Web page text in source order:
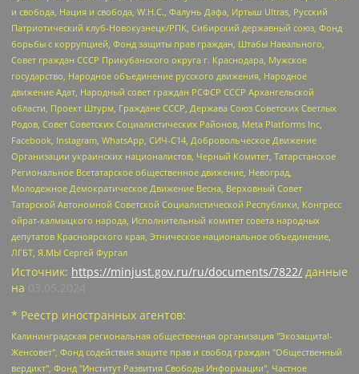
и свобода, Нация и свобода, W.H.С., Фалунь Дафа, Иртыш Ultras, Русский
Патриотический клуб-Новокузнецк/РПК, Сибирский державный союз, Фонд
борьбы с коррупцией, Фонд защиты прав граждан, Штабы Навального,
Совет граждан СССР Прикубанского округа г. Краснодара, Мужское
государство, Народное объединение русского движения, Народное
движение Адат, Народный совет граждан РСФСР СССР Архангельской
области, Проект Штурм, Граждане СССР, Держава Союз Советских Светлых
Родов, Совет Советских Социалистических Районов, Meta Platforms Inc,
Facebook, Instagram, WhatsApp, СИЧ-С14, Добровольческое Движение
Организации украинских националистов, Черный Комитет, Татарстанское
Региональное Всетатарское общественное движение, Невоград,
Молодежное Демократическое Движение Весна, Верховный Совет
Татарской Автономной Советской Социалистической Республики, Конгресс
ойрат-калмыцкого народа, Исполнительный комитет совета народных
депутатов Красноярского края, Этническое национальное объединение,
ЛГБТ, Я.МЫ Сергей Фургал
Источник: https://minjust.gov.ru/ru/documents/7822/ данные
на
* Реестр иностранных агентов:
Калининградская региональная общественная организация "Экозащита!-Женсовет", Фонд содействия защите прав и свобод граждан "Общественный вердикт", Фонд "Институт Развития Свободы Информации", Частное учреждение "Информационное агентство МЕМО. РУ", Региональная общественная организация "Общественная комиссия по сохранению наследия академика Сахарова", Фонд поддержки свободы прессы, Санкт-Петербургская общественная правозащитная организация "Гражданский контроль", Межрегиональная общественная организация "Информационно-просветительский центр "Мемориал", Региональный Фонд "Центр Защиты Прав Средств Массовой Информации", с 05.12.2023 Фонд "Центр Защиты Прав Средств массовой информации", Региональная общественная благотворительная организация помощи беженцам и мигрантам "Гражданское содействие", Негосударственное образовательное учреждение дополнительного профессионального образования (повышение квалификации) специалистов "АКАДЕМИЯ ПО ПРАВАМ ЧЕЛОВЕКА", Свердловская региональная общественная организация "Сутяжник", Автономная некоммерческая организация "Центр независимых социологических исследований", Союз общественных объединений "Российский исследовательский центр по правам человека", Региональное общественное учреждение научно-информационный центр "МЕМОРИАЛ", Некоммерческая организация "Фонд защиты гласности", Автономная некоммерческая организация "Институт прав человека", Городская общественная организация "Екатеринбургское общество "МЕМОРИАЛ", Городская общественная организация "Рязанское историко-просветительское и правозащитное общество "Мемориал" (Рязанский Мемориал), Челябинский региональный орган общественной самодеятельности – женское общественное объединение "Женщины Евразии", Челябинский региональный орган общественной самодеятельности "Уральская правозащитная группа", Фонд содействия защите здоровья и социальной справедливости имени Андрея Рылькова, Автономная Некоммерческая Организация "Аналитический Центр Юрия Левады", Автономная некоммерческая организация социальной поддержки населения "Проект Апрель", Региональная общественная организация помощи женщинам и детям, находящимся в кризисной ситуации "Информационно-методический центр "Анна", Фонд содействия развитию массовых коммуникаций и правовому просвещению "Так-так-Так", Фонд содействия устойчивому развитию "Серебряная тайга", Свердловский региональный общественный фонд социальных проектов "Новое время", "Idel.Реалии", Кавказ.Реалии, Крым.Реалии, Телеканал Настоящее Время, Татаро-башкирская служба Радио Свобода (Azatliq Radiosi), Радио Свободная Европа/Радио Свобода (PCE/PC), "Сибирь.Реалии", "Фактограф", Благотворительный фонд помощи осужденным и их семьям, Автономная некоммерческая организация "Институт глобализации и социальных движений", Фонд "В защиту прав заключенных", Частное учреждение "Центр поддержки и содействия развитию средств массовой информации", Пензенский региональный общественный благотворительный фонд "Гражданский союз", "Север.Реалии", Некоммерческая организация Фонд "Правовая инициатива", Общество с ограниченной ответственностью "Радио Свободная Европа/Радио Свобода", Чешское информационное агентство "MEDIUM-ORIENT", Красноярская региональная общественная организация "Мы против СПИДа", Камалягин Денис Николаевич, Маркелов Сергей Евгеньевич, Пономарев Лев Александрович, Савицкая Людмила Алексеевна, Автономная некоммерческая организация "Центр по работе с проблемой насилия "НАСИЛИЮ.НЕТ", Межрегиональный профессиональный союз работников здравоохранения "Альянс врачей", Юридическое лицо, зарегистрированное в Латвийской Республике, SIA "Medusa Project" (регистрационный номер 40103797863, дата регистрации 10.06.2014), Некоммерческая организация "Фонд по борьбе с коррупцией", Автономная некоммерческая организация "Институт права и публичной политики", Баданин Роман Сергеевич, Гликин Максим Александрович, Железнова Мария Михайловна, Лукьянова Юлия Сергеевна, Маетная Елизавета Витальевна, Маняхин Петр Борисович, Чуракова Ольга Владимировна, Ярош Юлия Петровна, Юридическое лицо "The Insider SIA", зарегистрированное в Риге, Латвийская Республика (дата регистрации 26.06.2015), являющееся администратором доменного имени интернет-издания "The Insider SIA", https://theins.ru, Постернак Алексей Евгеньевич, Рубин Михаил Аркадьевич, Анин Роман Александрович, Юридическое лицо Istories fonds, зарегистрированное в Латвийской Республике (регистрационный номер 50008295751, дата регистрации 24.02.2020), Великовский Дмитрий Александрович, Долинина Ирина Николаевна, Мароховская Алеся Алексеевна, Шлейнов Роман Юрьевич, Шмагун Олеся Валентиновна, Общество с ограниченной ответственностью "Альтаир 2021", Общество с ограниченной ответственностью "Вега 2021", Общество с ограниченной ответственностью "Главный редактор 2021", Общество с ограниченной ответственностью "Ромашки монолит", Важенков Артем Валерьевич, Ивановская областная общественная организация "Центр гендерных исследований", Гурман Юрий Альбертович, Медиапроект "ОВД-Инфо", Егоров Владимир Владимирович, Жилинский Владимир Александрович, Общество с ограниченной ответственностью "ЗП", Иванова София Юрьевна, Карезина Инна Павловна, Кильтау Екатерина Викторовна, Петров Алексей Викторович, Пискунов Сергей Евгеньевич, Смирнов Сергей Сергеевич, Тихонов Михаил Сергеевич, Общество с ограниченной ответственностью "ЖУРНАЛИСТ-ИНОСТРАННЫЙ АГЕНТ", Арапова Галина Юрьевна, Вольтская Татьяна Анатольевна, Американская компания "Mason G.E.S. Anonymous Foundation" (США), являющаяся владельцем интернет-издания https://mnews.world/, Компания "Stichting Bellingcat", зарегистрированная в Нидерландах (дата регистрации 11.07.2018), Захаров Андрей Вячеславович, Клепиковская Екатерина Дмитриевна, Общество с ограниченной ответственностью "МЕМО", Перл Роман Александрович, Симонов Евгений Алексеевич, Соловьева Елена Анатольевна, Сотников Даниил Владимирович, Сурначева Елизавета Дмитриевна, Автономная некоммерческая организация по защите прав человека и информированию населения "Якутия – Наше Мнение", Общество с ограниченной ответственностью "Москоу диджитал медиа", с 26.01.2023 Общество с ограниченной ответственностью "Чайка Белые сады", Ветошкина Валерия Валерьевна, Заговора Максим Александрович, Межрегиональное общественное движение "Российская ЛГБТ - сеть", Оленичев Максим Владимирович, Павлов Иван Юрьевич, Скворцова Елена Сергеевна, Общество с ограниченной ответственностью "Как бы инагент", Кочетков Игорь Викторович, Общество с ограниченной ответственностью "Честные выборы", Еланчик Олег Александрович, Общество с ограниченной ответственностью "Нобелевский призыв", Гималова Регина Эмилевна, Григорьев Андрей Валерьевич, Григорьева Алина Александровна, Ассоциация по содействию защите прав призывников, альтернативнослужащих и военнослужащих "Правозащитная группа "Гражданин.Армия.Право", Хисамова Регина Фаритовна, Автономная некоммерческая организация по реализации социально-правовых программ "Лилит", Дальневосточное общественное движение "Маяк", Санкт-Петербургская ЛГБТ-инициативная группа "Выход", Инициативная группа ЛГБТ+ "Реверс", Алексеев Андрей Викторович, Бекбулатова Таисия Львовна, Беляев Иван Михайлович, Владыкина Елена Сергеевна, Гельман Марат Александрович, Никульшина Вероника Юрьевна, Толоконникова Надежда Андреевна, Шендерович Виктор Анатольевич, Общество с ограниченной ответственностью "Данное сообщение", Общество с ограниченной ответственностью Издательский дом "Новая глава", Айнбиндер Александра Александровна, Московский комьюнити-центр для ЛГБТ+инициатив, Благотворительный фонд развития филантропии, Deutsche Welle (Германия, Kurt-Schumacher-Strasse 3, 53113 Bonn), Борзунова Мария Михайловна, Воробьев Виктор Викторович, Голубева Анна Львовна, Константинова Алла Михайловна, Малкова Ирина Владимировна, Мурадов Мурад Абдулгалимович, Осетинская Елизавета Николаевна, Понасенков Евгений Николаевич, Ганапольский Матвей Юрьевич, Киселев Евгений Алексеевич, Борухович Ирина Григорьевна, Дремин Иван Тимофеевич, Дубровский Дмитрий Викторович, Красноярская региональная общественная организация поддержки и развития альтернативных образовательных технологий и межкультурных коммуникаций "ИНТЕРРА", Маяковская Екатерина Алексеевна, Фейгин Марк Захарович, Филимонов Андрей Викторович, Дзугкоева Регина Николаевна, Доброхотов Роман Александрович, Дудь Юрий Александрович, Елкин Сергей Владимирович, Кругликов Кирилл Игоревич, Сабунаева Мария Леонидовна, Семенов Алексей Владимирович, Шаинян Карен Багратович, Шульман Екатерина Михайловна, Асафьев Артур Валерьевич, Вахштайн Виктор Семенович, Венедиктов Алексей Алексеевич, Лушникова Екатерина Евгеньевна, Волков Леонид Михайлович, Невзоров Александр Глебович, Пархоменко Сергей Борисович, Сироткин Ярослав Николаевич, Кара-Мурза Владимир Владимирович, Баранова Наталья Владимировна, Гозман Леонид Яковлевич, Кагарлицкий Борис Юльевич, Климарев Михаил Валерьевич, Милов Владимир Станиславович, Автономная некоммерческая организация Краснодарский центр современного искусства "Типография", Моргенштерн Алишер Тагирович, Соболь Любовь Эдуардовна, Общество с ограниченной ответственностью "ЛИЗА НОРМ", Каспаров Гарри Кимович, Ходорковский Михаил Борисович, Общество с ограниченной ответственностью "Апрельские тезисы", Данилович Ирина Брониславовна, Кашин Олег Владимирович, Петров Николай Владимирович, Пивоваров Алексей Владимирович, Соколов Михаил Владимирович, Цветкова Юлия Владимировна, Чичваркин Евгений Александрович, Комитет против пыток/Команда против пыток, Общество с ограниченной ответственностью "Первый научный", Общество с ограниченной ответственностью "Вертолет и ко", Белоцерковская Вероника Борисовна, Кац Максим Евгеньевич, Лазарева Татьяна Юрьевна, Шаведдинов Руслан Табризович, Яшин Илья Валерьевич, Общество с ограниченной ответственностью "Иноагент ААВ", Алешковский Дмитрий Петрович, Альбац Евгения Марковна, Быков Дмитрий Львович, Галямина Юлия Евгеньевна, Лойко Сергей Леонидович, Мартынов Кирилл Константинович, Медведев Сергей Александрович, Крашенинников Федор Геннадиевич, Гордеева Катерина Вл